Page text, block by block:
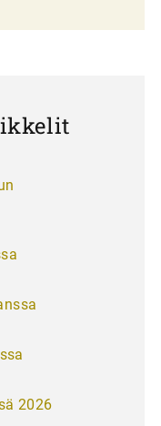
2026